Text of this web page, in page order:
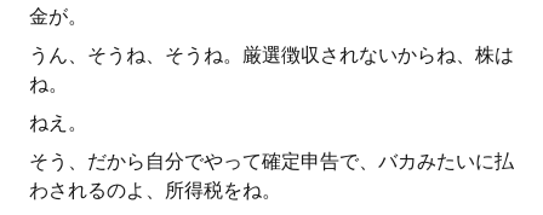
金が。
うん、そうね、そうね。厳選徴収されないからね、株は
ね。
ねえ。
そう、だから自分でやって確定申告で、バカみたいに払
わされるのよ、所得税をね。